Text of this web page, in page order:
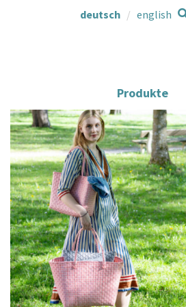
deutsch english
Produkte